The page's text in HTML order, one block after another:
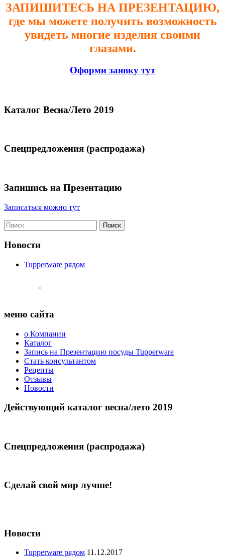
ЗАПИШИТЕСЬ НА ПРЕЗЕНТАЦИЮ,
где мы можете получить возможность
увидеть многие изделия своими
глазами.
Оформи заявку тут
Каталог Весна/Лето 2019
Спецпредложения (распродажа)
Запишись на Презентацию
Записаться можно тут
Новости
Tupperware рядом
меню сайта
о Компании
Каталог
Запись на Презентацию посуды Tupperware
Стать консультантом
Рецепты
Отзывы
Новости
Действующий каталог весна/лето 2019
Спецпредложения (распродажа)
Сделай свой мир лучше!
Новости
Tupperware рядом 11.12.2017